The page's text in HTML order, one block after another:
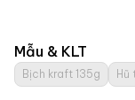
Mẫu & KLT
Bịch kraft 135g Hũ